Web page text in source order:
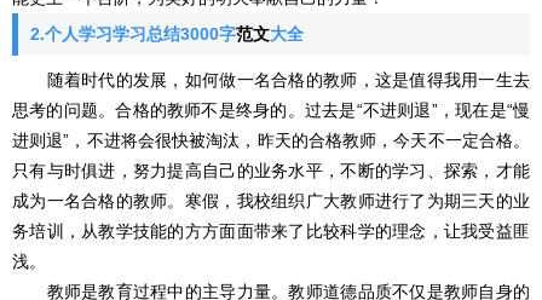
2.个人学习学习总结3000字范文大全
随着时代的发展，如何做一名合格的教师，这是值得我用一生去
思考的问题。合格的教师不是终身的。过去是“不进则退”，现在是“慢
进则退”，不进将会很快被淘汰，昨天的合格教师，今天不一定合格。
只有与时俱进，努力提高自己的业务水平，不断的学习、探索，才能
成为一名合格的教师。寒假，我校组织广大教师进行了为期三天的业
务培训，从教学技能的方方面面带来了比较科学的理念，让我受益匪
浅。
教师是教育过程中的主导力量。教师道德品质不仅是教师自身的